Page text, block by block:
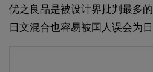
优之良品是被设计界批判最多
日文混合也容易被国人误会为日